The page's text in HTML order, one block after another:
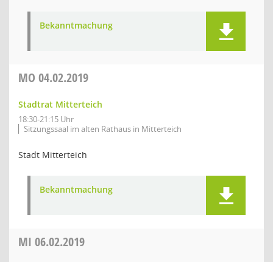
Bekanntmachung
MO 04.02.2019
Stadtrat Mitterteich
18:30-21:15 Uhr
Sitzungssaal im alten Rathaus in Mitterteich
Stadt Mitterteich
Bekanntmachung
MI 06.02.2019